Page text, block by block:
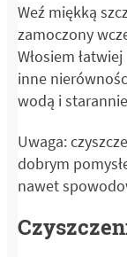
Weź miękką
zamoczony
Włosiem
inne
wodą i
Uwaga:
dobrym
nawet